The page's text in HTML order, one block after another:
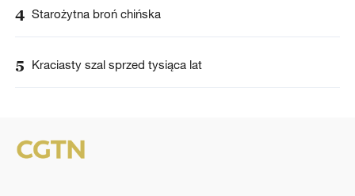
4 Starożytna broń chińska
5 Kraciasty szal sprzed tysiąca lat